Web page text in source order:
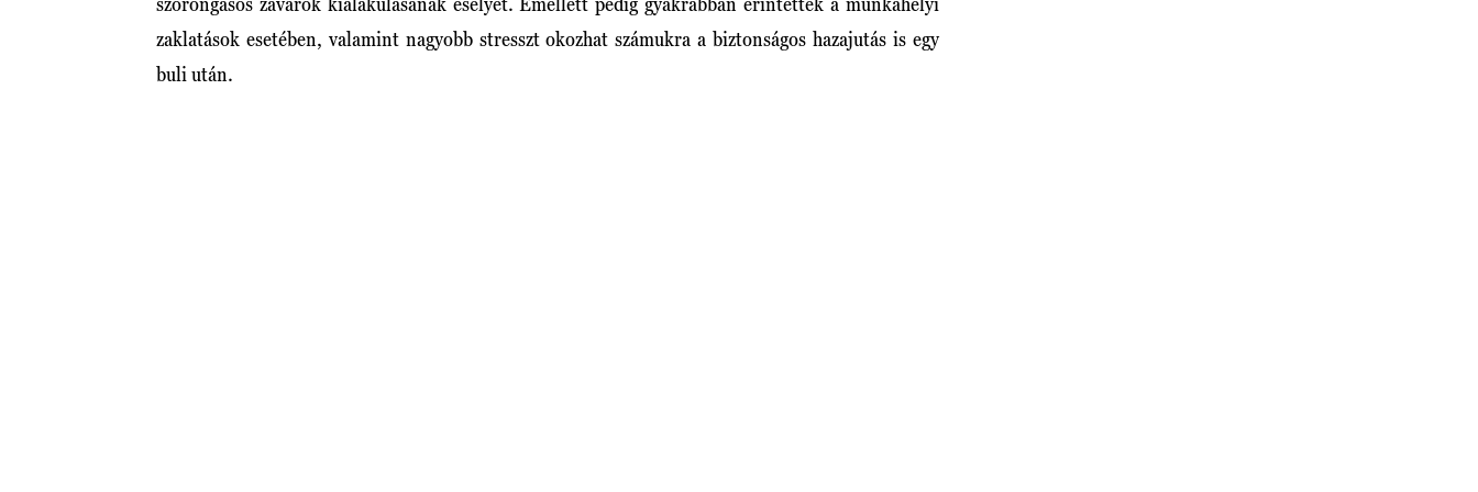
zaklatások esetében, valamint nagyobb stresszt okozhat számukra a biztonságos hazajutás is egy
buli után.